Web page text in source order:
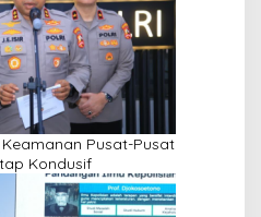
Pusat-Pusat
Kondusif